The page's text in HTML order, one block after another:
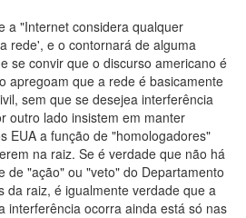
a "Internet considera qualquer
rede', e o contornará de alguma
se convir que o discurso americano é
apregoam que a rede é basicamente
sem que se desejea interferência
outro lado insistem em manter
EUA a função de "homologadores"
na raiz. Se é verdade que não há
de "ação" ou "veto" do Departamento
da raiz, é igualmente verdade que a
interferência ocorra ainda está só nas